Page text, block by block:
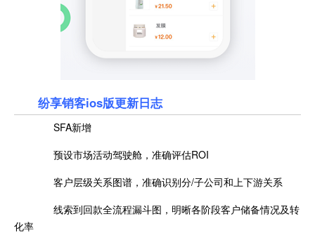
纷享销客ios版更新日志
SFA新增
预设市场活动驾驶舱，准确评估ROI
客户层级关系图谱，准确识别分/子公司和上下游关系
线索到回款全流程漏斗图，明晰各阶段客户储备情况及转
化率